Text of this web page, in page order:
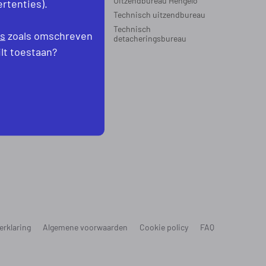
Holland
Technisch uitzendbureau
Technisch
detacheringsbureau
Algemene voorwaarden Cookie policy FAQ
zoals omschreven
toestaan?